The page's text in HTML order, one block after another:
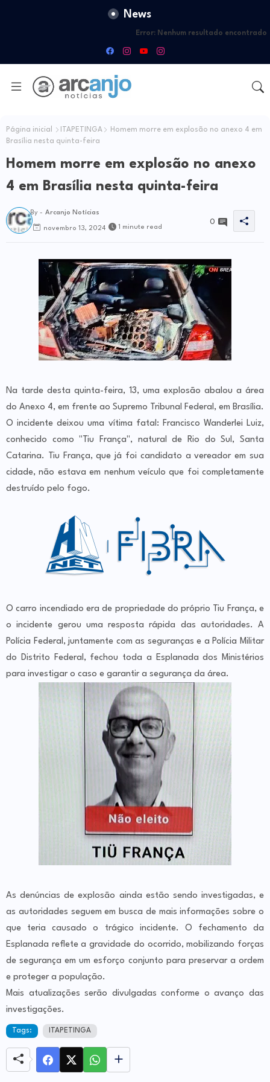
News
Error: Nenhum resultado encontrado
Página inicial ITAPETINGA
Homem morre em explosão no anexo 4 em
Brasília nesta quinta-feira
Homem morre em explosão no anexo
4 em Brasília nesta quinta-feira
By - Arcanjo Notícias
novembro 13, 2024 1 minute read
0
Na tarde desta quinta-feira, 13, uma explosão abalou a área
do Anexo 4, em frente ao Supremo Tribunal Federal, em Brasília.
O incidente deixou uma vítima fatal: Francisco Wanderlei Luiz,
conhecido como "Tiu França", natural de Rio do Sul, Santa
Catarina. Tiu França, que já foi candidato a vereador em sua
cidade, não estava em nenhum veículo que foi completamente
destruído pelo fogo.
O carro incendiado era de propriedade do próprio Tiu França, e
o incidente gerou uma resposta rápida das autoridades. A
Polícia Federal, juntamente com as seguranças e a Polícia Militar
do Distrito Federal, fechou toda a Esplanada dos Ministérios
para investigar o caso e garantir a segurança da área.
As denúncias de explosão ainda estão sendo investigadas, e
as autoridades seguem em busca de mais informações sobre o
que teria causado o trágico incidente. O fechamento da
Esplanada reflete a gravidade do ocorrido, mobilizando forças
de segurança em um esforço conjunto para preservar a ordem
e proteger a população.
Mais atualizações serão divulgadas conforme o avanço das
investigações.
Tags: ITAPETINGA